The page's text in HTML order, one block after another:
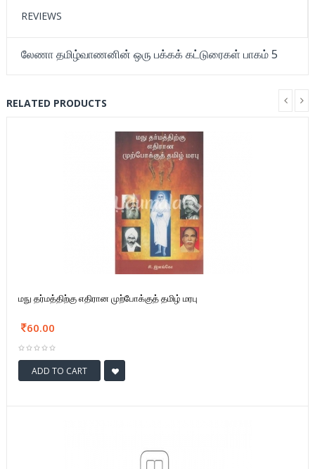
REVIEWS
லேணா தமிழ்வாணனின் ஒரு பக்கக் கட்டுரைகள் பாகம் 5
RELATED PRODUCTS
மநு தர்மத்திற்கு எதிரான முற்போக்குத் தமிழ் மரபு
60.00
ADD TO CART